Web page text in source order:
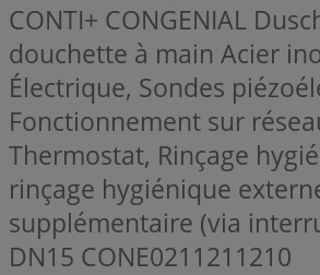
CONTI+ CONGENIAL
douchette à main Acier
Électrique, Sondes
Fonctionnement sur
Thermostat, Rinçage
rinçage hygiénique
supplémentaire (via
DN15 CONE0211211210